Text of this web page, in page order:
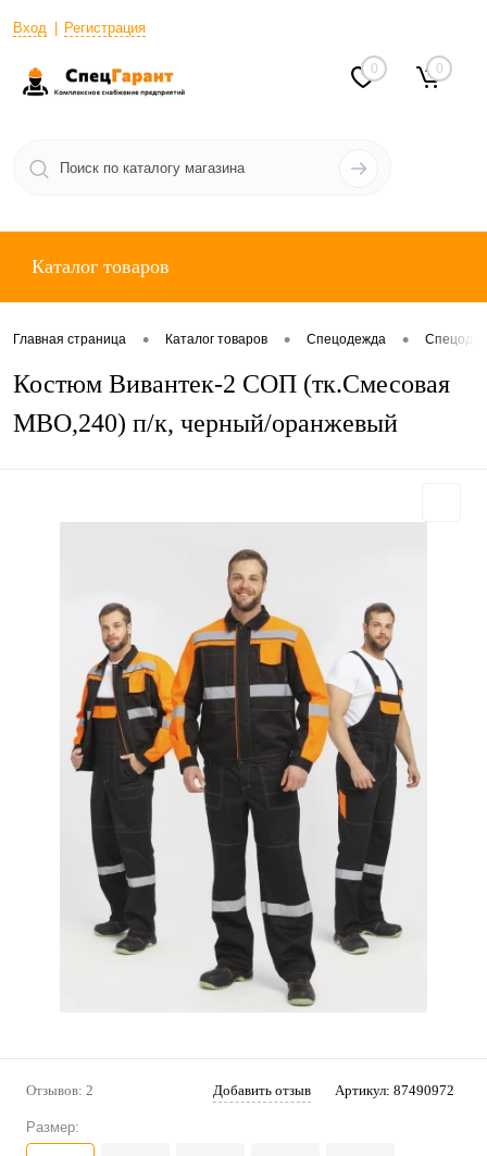
Вход Регистрация
0 0
Каталог товаров
Главная страница • Каталог товаров • Спецодежда •
Костюм Вивантек-2 СОП (тк.Смесовая
МВО,240) п/к, черный/оранжевый
Отзывов: 2 Добавить отзыв Артикул: 87490972
Размер: